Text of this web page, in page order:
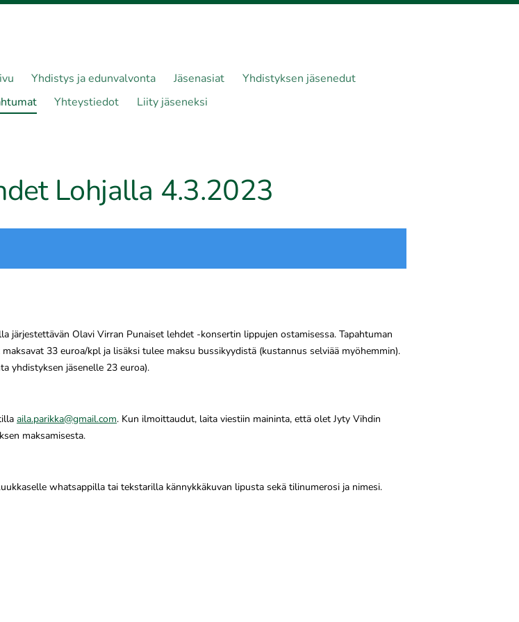
Yhdistys ja edunvalvonta Jäsenasiat
Yhdistyksen jäsenedut
Yhteystiedot Liity jäseneksi
Lohjalla 4.3.2023
järjestettävän Olavi Virran Punaiset lehdet -konsertin lippujen ostamisessa. Tapahtuman
33 euroa/kpl ja lisäksi tulee maksu bussikyydistä (kustannus selviää myöhemmin).
yhdistyksen jäsenelle 23 euroa).
aila.parikka@gmail.com. Kun ilmoittaudut, laita viestiin maininta, että olet Jyty Vihdin
maksamisesta.
whatsappilla tai tekstarilla kännykkäkuvan lipusta sekä tilinumerosi ja nimesi.